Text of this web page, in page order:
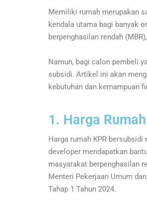
Memiliki rumah merupakan
kendala utama bagi banyak
berpenghasilan rendah
Namun, bagi calon pembeli
subsidi. Artikel ini akan
kebutuhan dan kemampuan
1. Harga
Harga rumah KPR
developer mendapatkan
masyarakat berpenghasilan
Menteri Pekerjaan Umum
Tahap 1 Tahun 2024.